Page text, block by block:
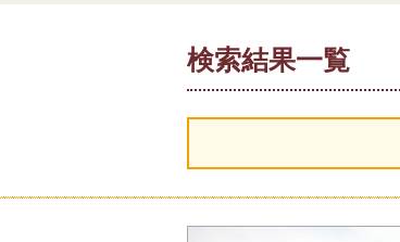
検索結果一覧